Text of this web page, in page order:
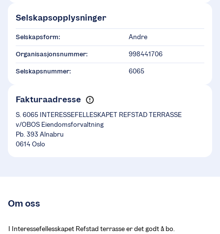
Selskapsopplysninger
Selskapsform: Andre
Organisasjonsnummer: 998441706
Selskapsnummer: 6065
Fakturaadresse
S. 6065 INTERESSEFELLESKAPET REFSTAD TERRASSE
v/OBOS Eiendomsforvaltning
Pb. 393 Alnabru
0614 Oslo
Om oss
I Interessefellesskapet Refstad terrasse er det godt å bo.